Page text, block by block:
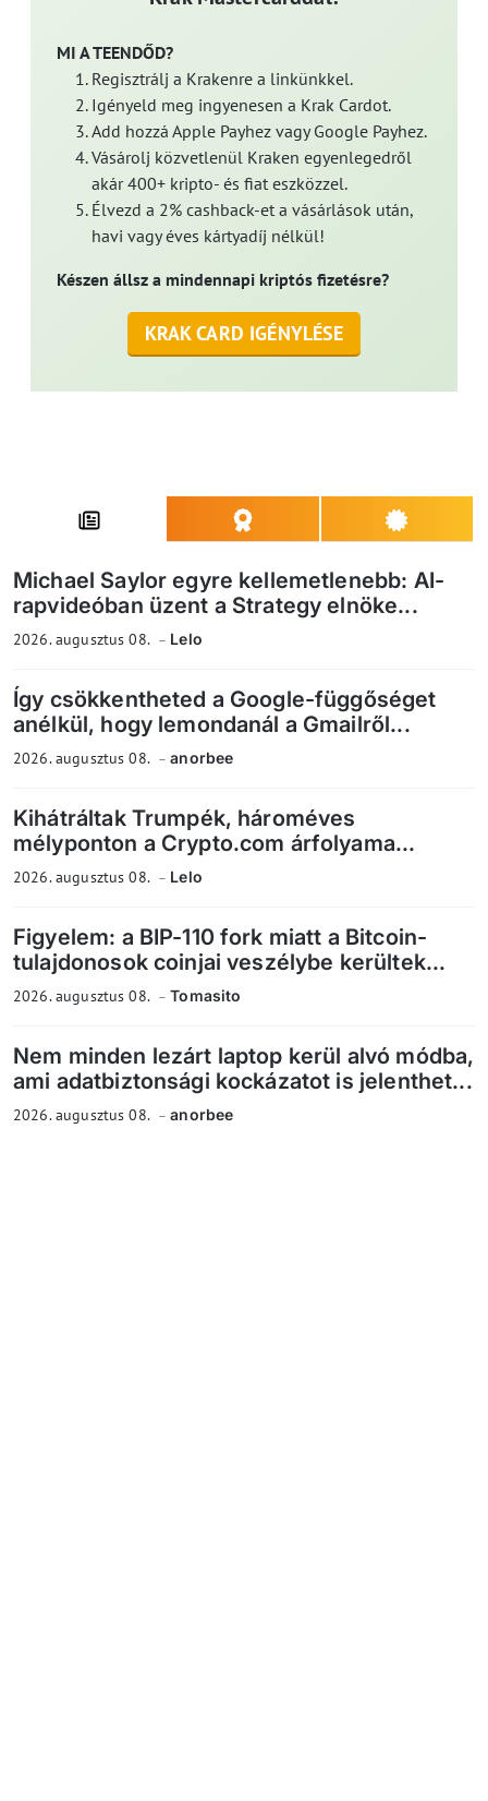
MI A TEENDŐD?
Regisztrálj a Krakenre a linkünkkel.
Igényeld meg ingyenesen a Krak Cardot.
Add hozzá Apple Payhez vagy Google Payhez.
Vásárolj közvetlenül Kraken egyenlegedről
akár 400+ kripto- és fiat eszközzel.
Élvezd a 2% cashback-et a vásárlások után,
havi vagy éves kártyadíj nélkül!
Készen állsz a mindennapi kriptós fizetésre?
KRAK CARD IGÉNYLÉSE
Michael Saylor egyre kellemetlenebb: AI-
rapvideóban üzent a Strategy elnöke...
2026. augusztus 08. Lelo
Így csökkentheted a Google-függőséget
anélkül, hogy lemondanál a Gmailről...
2026. augusztus 08. anorbee
Kihátráltak Trumpék, hároméves
mélyponton a Crypto.com árfolyama...
2026. augusztus 08. Lelo
Figyelem: a BIP-110 fork miatt a Bitcoin-
tulajdonosok coinjai veszélybe kerültek...
2026. augusztus 08. Tomasito
Nem minden lezárt laptop kerül alvó módba,
ami adatbiztonsági kockázatot is jelenthet...
2026. augusztus 08. anorbee